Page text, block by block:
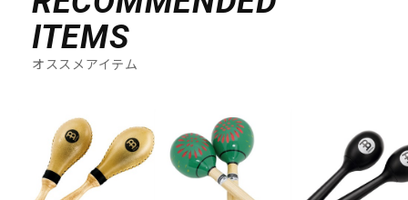
ITEMS
オススメアイテム